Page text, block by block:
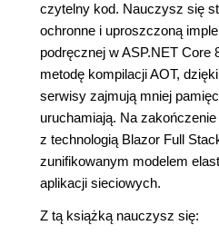
czytelny kod. Nauczysz się
ochronne i uproszczoną
podręcznej w ASP.NET Core
metodę kompilacji AOT,
serwisy zajmują mniej
uruchamiają. Na
z technologią Blazor Full
zunifikowanym modelem
aplikacji sieciowych.
Z tą książką nauczysz się: